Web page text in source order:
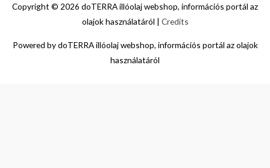
Copyright © 2026 doTERRA illóolaj webshop, információs portál az
olajok használatáról | Credits
Powered bydoTERRA illóolaj webshop, információs portál az olajok
használatáról